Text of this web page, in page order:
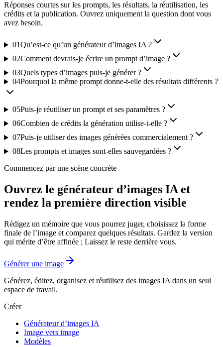
Réponses courtes sur les prompts, les résultats, la réutilisation, les
crédits et la publication. Ouvrez uniquement la question dont vous
avez besoin.
01Qu’est-ce qu’un générateur d’images IA ?
02Comment devrais-je écrire un prompt d’image ?
03Quels types d’images puis-je générer ?
04Pourquoi la même prompt donne-t-elle des résultats différents ?
05Puis-je réutiliser un prompt et ses paramètres ?
06Combien de crédits la génération utilise-t-elle ?
07Puis-je utiliser des images générées commercialement ?
08Les prompts et images sont-elles sauvegardées ?
Commencez par une scène concrète
Ouvrez le générateur d’images IA et
rendez la première direction visible
Rédigez un mémoire que vous pourrez juger, choisissez la forme
finale de l’image et comparez quelques résultats. Gardez la version
qui mérite d’être affinée ; Laissez le reste derrière vous.
Générer une image
Générez, éditez, organisez et réutilisez des images IA dans un seul
espace de travail.
Créer
Générateur d’images IA
Image vers image
Modèles